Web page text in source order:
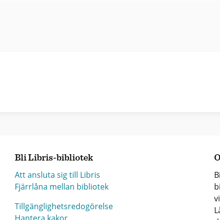
Bli Libris-bibliotek
Att ansluta sig till Libris
Fjärrlåna mellan bibliotek
Tillgänglighetsredogörelse